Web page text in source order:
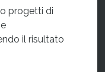
progetti di
il risultato